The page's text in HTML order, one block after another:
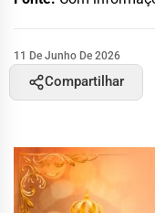
11 De Junho De 2026
Compartilhar